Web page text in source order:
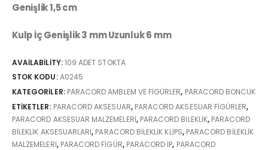
Genişlik 1,5 cm
Kulp İç Genişlik 3 mm Uzunluk 6 mm
AVAILABILITY:109 ADET STOKTA
STOK KODU:A0245
KATEGORILER: PARACORD AMBLEM VE FIGÜRLER, PARACORD BONCUK
ETIKETLER: PARACORD AKSESUAR, PARACORD AKSESUAR FİGÜRLER,
PARACORD AKSESUAR MALZEMELERI, PARACORD BİLEKLİK, PARACORD
BILEKLIK AKSESUARLARI, PARACORD BILEKLIK KLIPS, PARACORD BILEKLIK
MALZEMELERI, PARACORD FIGÜR, PARACORD IP, PARACORD